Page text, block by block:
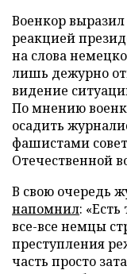
Военкор
реакцией
на слова
лишь дежурно
видение
По мнению
осадить
фашистами
Отечественной
В свою очередь
напомнил:
все-все немцы
преступления
часть просто